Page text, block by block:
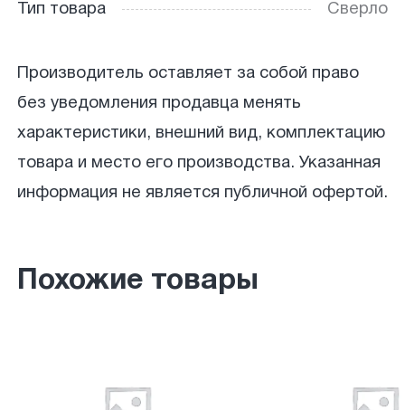
Тип товара Сверло
Производитель оставляет за собой право
без уведомления продавца менять
характеристики, внешний вид, комплектацию
товара и место его производства. Указанная
информация не является публичной офертой.
Похожие товары